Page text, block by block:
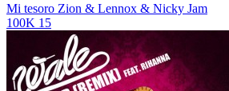
Mi tesoro Zion & Lennox & Nicky Jam
100K 15